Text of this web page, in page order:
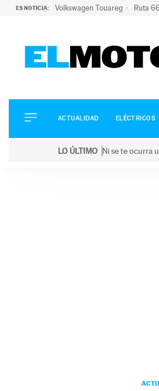
ES NOTICIA: Volkswagen Touareg Ruta 66
ELÉCTRICOS
CONDUCIR
ACTUALIDAD ELÉCTRICOS
LO ÚLTIMO Ni se te ocurra